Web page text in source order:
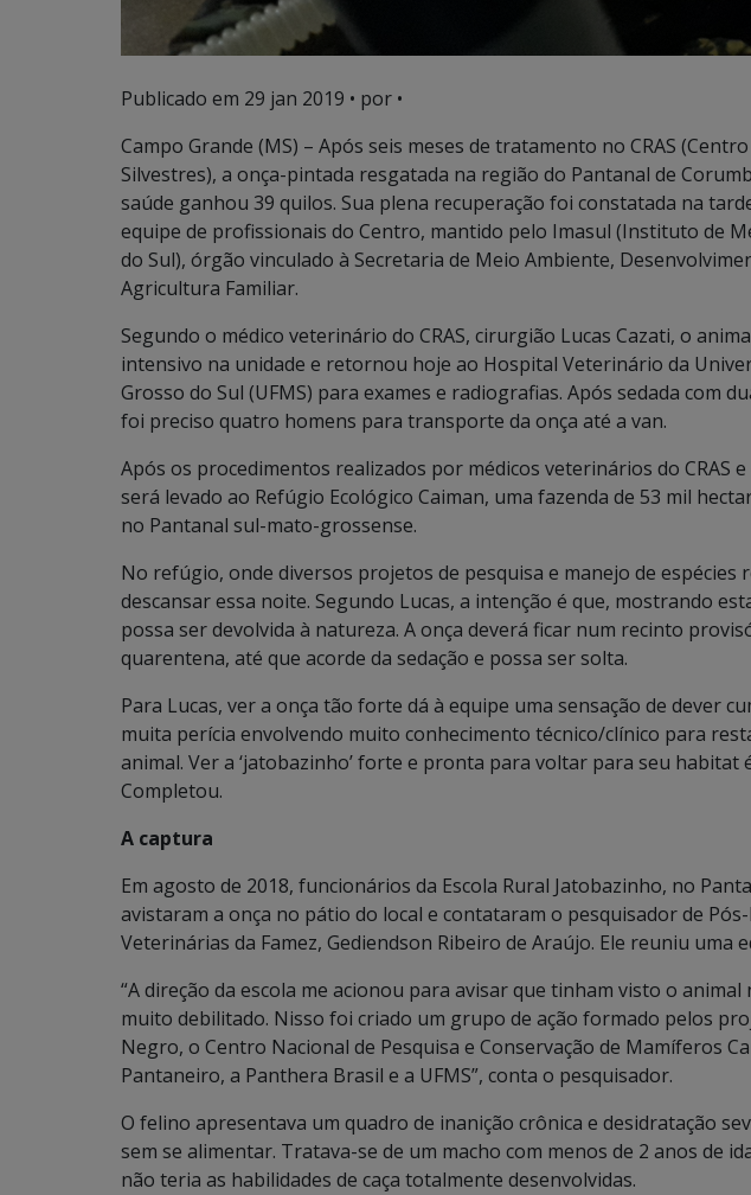
Publicado em 29 jan 2019 • por •
Campo Grande (MS) – Após seis meses de tratamento no CRAS
Silvestres), a onça-pintada resgatada na região do Pantanal de
saúde ganhou 39 quilos. Sua plena recuperação foi constatada na
equipe de profissionais do Centro, mantido pelo Imasul (Instituto de
do Sul), órgão vinculado à Secretaria de Meio Ambiente,
Agricultura Familiar.
Segundo o médico veterinário do CRAS, cirurgião Lucas Cazati, o
intensivo na unidade e retornou hoje ao Hospital Veterinário da
Grosso do Sul (UFMS) para exames e radiografias. Após sedada com
foi preciso quatro homens para transporte da onça até a van.
Após os procedimentos realizados por médicos veterinários do CRAS
será levado ao Refúgio Ecológico Caiman, uma fazenda de 53 mil
no Pantanal sul-mato-grossense.
No refúgio, onde diversos projetos de pesquisa e manejo de espécies
descansar essa noite. Segundo Lucas, a intenção é que, mostrando
possa ser devolvida à natureza. A onça deverá ficar num recinto
quarentena, até que acorde da sedação e possa ser solta.
Para Lucas, ver a onça tão forte dá à equipe uma sensação de dever
muita perícia envolvendo muito conhecimento técnico/clínico para
animal. Ver a ‘jatobazinho’ forte e pronta para voltar para seu habitat
Completou.
A captura
Em agosto de 2018, funcionários da Escola Rural Jatobazinho, no
avistaram a onça no pátio do local e contataram o pesquisador de
Veterinárias da Famez, Gediendson Ribeiro de Araújo. Ele reuniu uma
“A direção da escola me acionou para avisar que tinham visto o
muito debilitado. Nisso foi criado um grupo de ação formado pelos
Negro, o Centro Nacional de Pesquisa e Conservação de Mamíferos
Pantaneiro, a Panthera Brasil e a UFMS”, conta o pesquisador.
O felino apresentava um quadro de inanição crônica e desidratação
sem se alimentar. Tratava-se de um macho com menos de 2 anos de
não teria as habilidades de caça totalmente desenvolvidas.